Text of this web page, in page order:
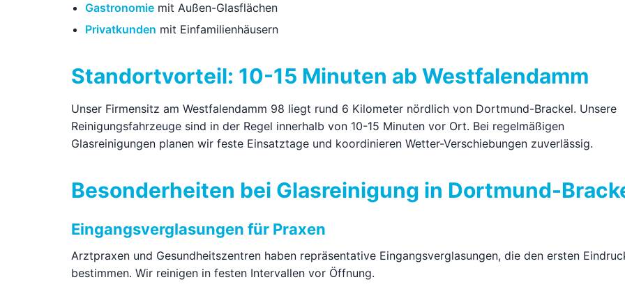
Gastronomie mit Außen-Glasflächen
Privatkunden mit Einfamilienhäusern
Standortvorteil: 10-15 Minuten ab Westfalendamm
Unser Firmensitz am Westfalendamm 98 liegt rund 6 Kilometer nördlich von Dortmund-Brackel. Unsere
Reinigungsfahrzeuge sind in der Regel innerhalb von 10-15 Minuten vor Ort. Bei regelmäßigen
Glasreinigungen planen wir feste Einsatztage und koordinieren Wetter-Verschiebungen zuverlässig.
Besonderheiten bei Glasreinigung in Dortmund-
Eingangsverglasungen für Praxen
Arztpraxen und Gesundheitszentren haben repräsentative Eingangsverglasungen, die den ersten
bestimmen. Wir reinigen in festen Intervallen vor Öffnung.